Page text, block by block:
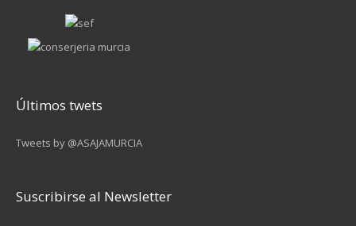
Últimos twets
Tweets by @ASAJAMURCIA
Suscribirse al Newsletter